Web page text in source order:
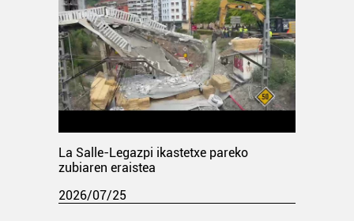
La Salle-Legazpi ikastetxe pareko
zubiaren eraistea
2026/07/25